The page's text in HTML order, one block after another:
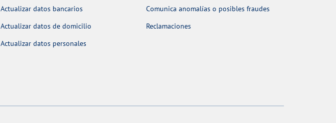
Actualizar datos bancarios
Actualizar datos de domicilio
Actualizar datos personales
Comunica anomalías o posibles fraudes
Reclamaciones